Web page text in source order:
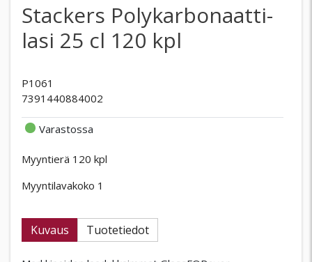
Stackers Polykarbonaatti-
lasi 25 cl 120 kpl
P1061
7391440884002
Varastossa
Myyntierä 120 kpl
Myyntilavakoko 1
Kuvaus Tuotetiedot